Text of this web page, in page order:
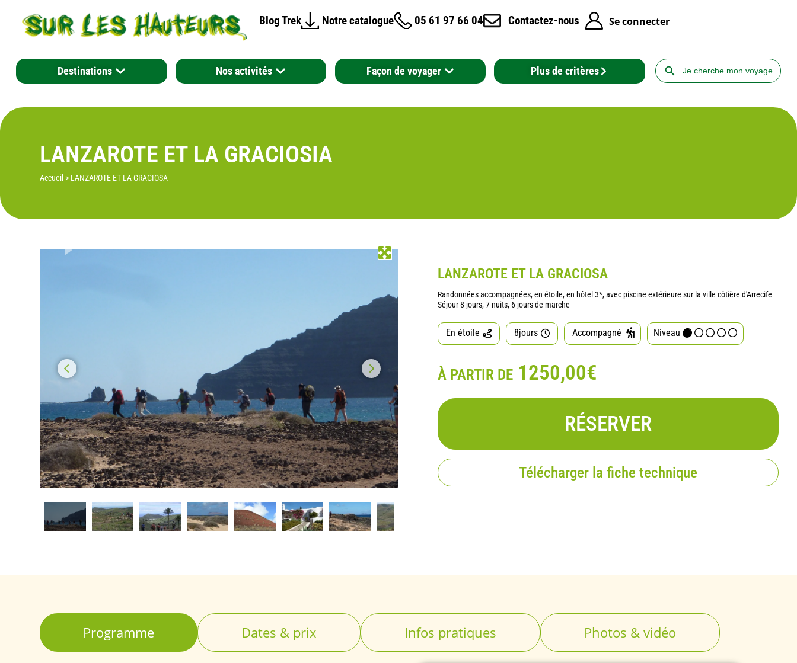
Blog Trek Notre catalogue 05 61 97 66 04 Contactez-nous Se connecter
Destinations Nos activités Façon de voyager Plus de critères
Search
for:
Search Button
LANZAROTE ET LA GRACIOSIA
Accueil > LANZAROTE ET LA GRACIOSA
LANZAROTE ET LA GRACIOSA
Randonnées accompagnées, en étoile, en hôtel 3*, avec piscine extérieure sur la ville côtière d'Arrecife
Séjour 8 jours, 7 nuits, 6 jours de marche
En étoile 8jours Accompagné Niveau
À PARTIR DE 1250,00€
RÉSERVER
Télécharger la fiche technique
Programme Dates & prix Infos pratiques Photos & vidéo